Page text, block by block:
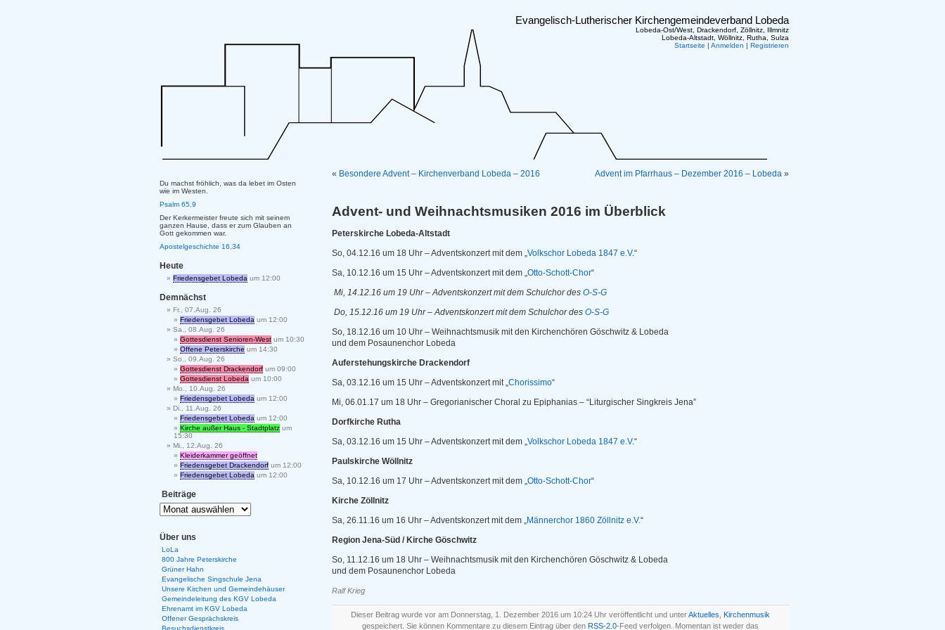
Evangelisch-Lutherischer Kirchengemeindeverband Lobeda
Lobeda-Ost/West, Drackendorf, Zöllnitz, Illmnitz
Lobeda-Altstadt, Wöllnitz, Rutha, Sulza
Startseite | Anmelden | Registrieren
« Besondere Advent – Kirchenverband Lobeda – 2016 Advent im Pfarrhaus – Dezember 2016 – Lobeda »
Advent- und Weihnachtsmusiken 2016 im Überblick
Peterskirche Lobeda-Altstadt
So, 04.12.16 um 18 Uhr – Adventskonzert mit dem „Volkschor Lobeda 1847 e.V.“
Sa, 10.12.16 um 15 Uhr – Adventskonzert mit dem „Otto-Schott-Chor“
Mi, 14.12.16 um 19 Uhr – Adventskonzert mit dem Schulchor des O-S-G
Do, 15.12.16 um 19 Uhr – Adventskonzert mit dem Schulchor des O-S-G
So, 18.12.16 um 10 Uhr – Weihnachtsmusik mit den Kirchenchören Göschwitz & Lobeda
und dem Posaunenchor Lobeda
Auferstehungskirche Drackendorf
Sa, 03.12.16 um 15 Uhr – Adventskonzert mit „Chorissimo“
Mi, 06.01.17 um 18 Uhr – Gregorianischer Choral zu Epiphanias – “Liturgischer Singkreis Jena”
Dorfkirche Rutha
Sa, 03.12.16 um 15 Uhr – Adventskonzert mit dem „Volkschor Lobeda 1847 e.V.“
Paulskirche Wöllnitz
Sa, 10.12.16 um 17 Uhr – Adventskonzert mit dem „Otto-Schott-Chor“
Kirche Zöllnitz
Sa, 26.11.16 um 16 Uhr – Adventskonzert mit dem „Männerchor 1860 Zöllnitz e.V.“
Region Jena-Süd / Kirche Göschwitz
So, 11.12.16 um 18 Uhr – Weihnachtsmusik mit den Kirchenchören Göschwitz & Lobeda
und dem Posaunenchor Lobeda
Ralf Krieg
Dieser Beitrag wurde vor am Donnerstag, 1. Dezember 2016 um 10:24 Uhr veröffentlicht und unterAktuelles Kirchenmusik
gespeichert. Sie können Kommentare zu diesem Eintrag über den RSS-2.0-Feed verfolgen. Momentan ist weder das
Du machst fröhlich, was da lebet im Osten
wie im Westen.
Psalm 65,9
Der Kerkermeister freute sich mit seinem
ganzen Hause, dass er zum Glauben an
Gott gekommen war.
Apostelgeschichte 16,34
Heute
Friedensgebet Lobeda um 12:00
Demnächst
Fr., 07.Aug. 26
Friedensgebet Lobeda um 12:00
Sa., 08.Aug. 26
Gottesdienst Senioren-West um 10:30
Offene Peterskirche um 14:30
So., 09.Aug. 26
Gottesdienst Drackendorf um 09:00
Gottesdienst Lobeda um 10:00
Mo., 10.Aug. 26
Friedensgebet Lobeda um 12:00
Di., 11.Aug. 26
Friedensgebet Lobeda um 12:00
Kirche außer Haus - Stadtplatz um
15:30
Mi., 12.Aug. 26
Kleiderkammer geöffnet
Friedensgebet Drackendorf um 12:00
Friedensgebet Lobeda um 12:00
Beiträge
Über uns
LoLa
800 Jahre Peterskirche
Grüner Hahn
Evangelische Singschule Jena
Unsere Kirchen und Gemeindehäuser
Gemeindeleitung des KGV Lobeda
Ehrenamt im KGV Lobeda
Offener Gesprächskreis
Besuchsdienstkreis